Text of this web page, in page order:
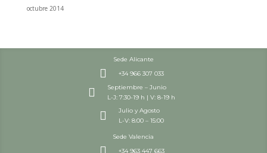
octubre 2014
Sede Alicante
 +34 966 307 033

Septiembre – Junio
L-J: 7:30-19 h | V: 8-19 h

Julio y Agosto
L-V: 8:00 – 15:00
Sede Valencia
+34 963 447 663